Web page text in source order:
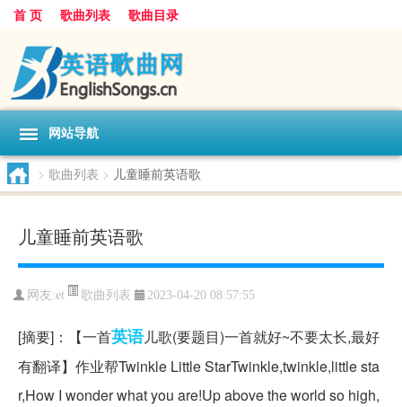
首 页 歌曲列表 歌曲目录
网站导航
> 歌曲列表 > 儿童睡前英语歌
儿童睡前英语歌
网友:et 歌曲列表 2023-04-20 08:57:55
[摘要]：【一首英语儿歌(要题目)一首就好~不要太长,最好
有翻译】作业帮Twinkle Little StarTwinkle,twinkle,little sta
r,How I wonder what you are!Up above the world so high,